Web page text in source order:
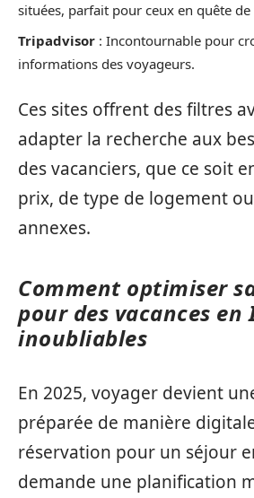
situées, parfait pour ceux en quête
Tripadvisor : Incontournable pour
informations des voyageurs.
Ces sites offrent des filtres
adapter la recherche aux
des vacanciers, que ce soit
prix, de type de logement
annexes.
Comment optimiser
pour des vacances
inoubliables
En 2025, voyager devient
préparée de manière
réservation pour un séjour
demande une planification